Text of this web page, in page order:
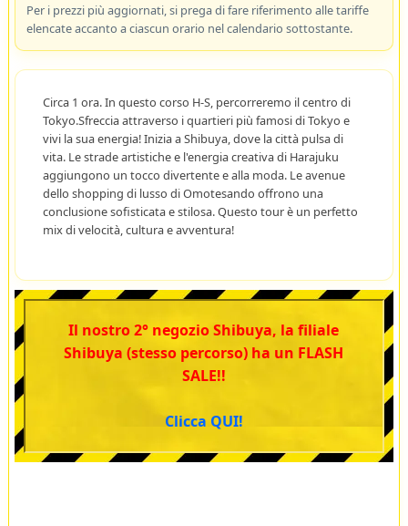
Per i prezzi più aggiornati, si prega di fare riferimento alle tariffe
elencate accanto a ciascun orario nel calendario sottostante.
Circa 1 ora. In questo corso H-S, percorreremo il centro di
Tokyo.Sfreccia attraverso i quartieri più famosi di Tokyo e
vivi la sua energia! Inizia a Shibuya, dove la città pulsa di
vita. Le strade artistiche e l'energia creativa di Harajuku
aggiungono un tocco divertente e alla moda. Le avenue
dello shopping di lusso di Omotesando offrono una
conclusione sofisticata e stilosa. Questo tour è un perfetto
mix di velocità, cultura e avventura!
Il nostro 2° negozio Shibuya, la filiale
Shibuya (stesso percorso) ha un FLASH
SALE!!
Clicca QUI!